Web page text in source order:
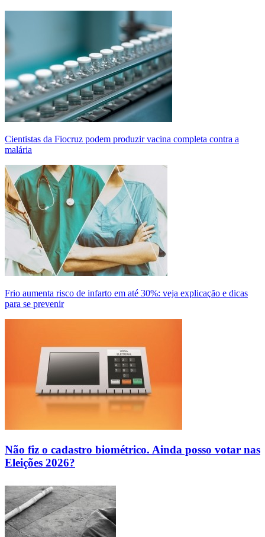
Cientistas da Fiocruz podem produzir vacina completa contra a
malária
Frio aumenta risco de infarto em até 30%: veja explicação e dicas
para se prevenir
Não fiz o cadastro biométrico. Ainda posso votar nas
Eleições 2026?